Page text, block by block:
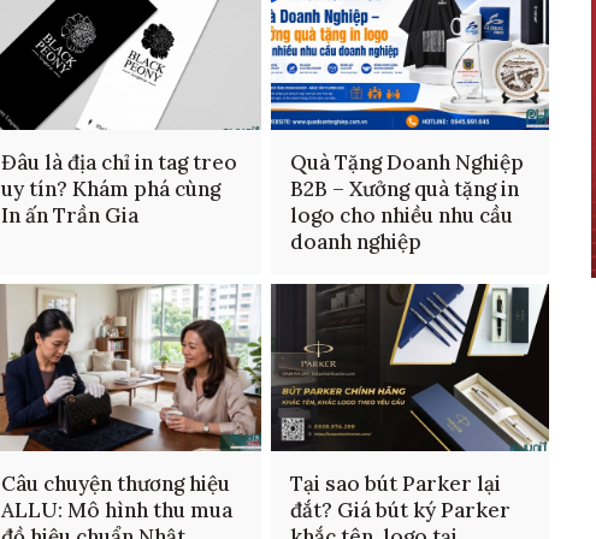
Đâu là địa chỉ in tag treo
uy tín? Khám phá cùng
In ấn Trần Gia
Quà Tặng Doanh Nghiệp
B2B – Xưởng quà tặng in
logo cho nhiều nhu cầu
doanh nghiệp
Câu chuyện thương hiệu
ALLU: Mô hình thu mua
Tại sao bút Parker lại
đắt? Giá bút ký Parker